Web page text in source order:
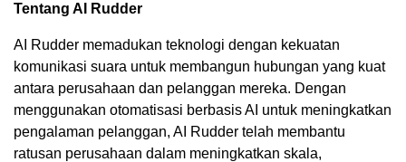
Tentang AI Rudder
AI Rudder memadukan teknologi dengan kekuatan
komunikasi suara untuk membangun hubungan yang kuat
antara perusahaan dan pelanggan mereka. Dengan
menggunakan otomatisasi berbasis AI untuk meningkatkan
pengalaman pelanggan, AI Rudder telah membantu
ratusan perusahaan dalam meningkatkan skala,